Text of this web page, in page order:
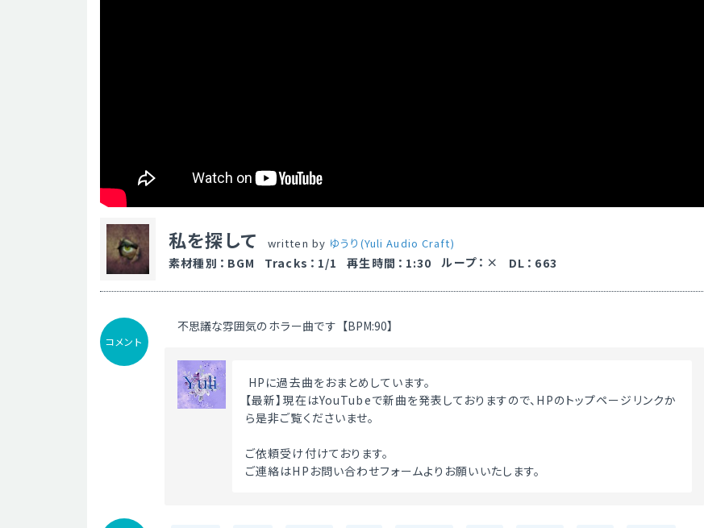
私を探して written by ゆうり(Yuli Audio Craft)
素材種別 ： BGM Tracks ： 1/1 再生時間 ： 1:30 ループ ： DL ： 663
コメント
不思議な雰囲気のホラー曲です【BPM:90】
HPに過去曲をおまとめしています。
【最新】現在はYouTubeで新曲を発表しておりますので、HPのトップページリンクか
ら是非ご覧くださいませ。
ご依頼受け付けております。
ご連絡はHPお問い合わせフォームよりお願いいたします。